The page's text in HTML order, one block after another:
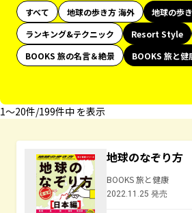
すべて 地球の歩き方 海外 地球の歩
ランキング&テクニック
Resort Style
BOOKS 旅の名言＆絶景
BOOKS 旅と健
1〜20件/199件中 を表示
地球のなぞり
BOOKS 旅と健康
2022.11.25 発売